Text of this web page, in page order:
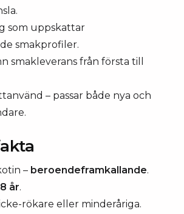
som uppskattar
smakprofiler.
smakleverans från första till
– passar både nya och
– beroendeframkallande.
år.
rökare eller minderåriga.